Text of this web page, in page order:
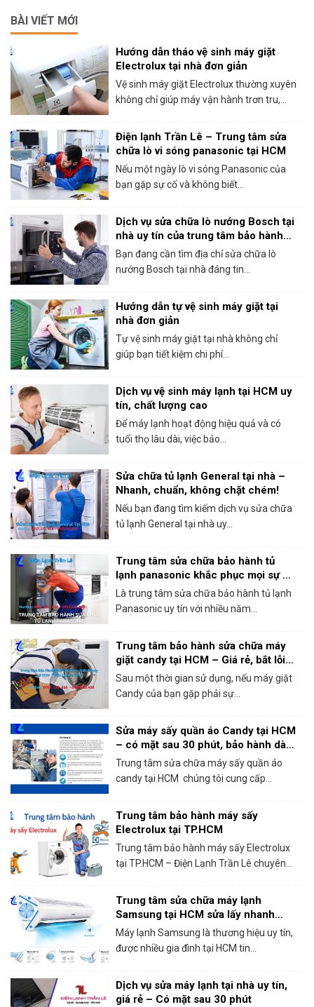
BÀI VIẾT MỚI
Hướng dẫn tháo vệ sinh máy giặt
Electrolux tại nhà đơn giản
Vệ sinh máy giặt Electrolux thường xuyên
không chỉ giúp máy vận hành trơn tru,...
Điện lạnh Trần Lê – Trung tâm sửa
chữa lò vi sóng panasonic tại HCM
Nếu một ngày lò vi sóng Panasonic của
bạn gặp sự cố và không biết...
Dịch vụ sửa chữa lò nướng Bosch tại
nhà uy tín của trung tâm bảo hành
Bosch tại HCM
Bạn đang cần tìm địa chỉ sửa chữa lò
nướng Bosch tại nhà đáng tin...
Hướng dẫn tự vệ sinh máy giặt tại
nhà đơn giản
Tự vệ sinh máy giặt tại nhà không chỉ
giúp bạn tiết kiệm chi phí...
Dịch vụ vệ sinh máy lạnh tại HCM uy
tín, chất lượng cao
Để máy lạnh hoạt động hiệu quả và có
tuổi thọ lâu dài, việc bảo...
Sửa chữa tủ lạnh General tại nhà –
Nhanh, chuẩn, không chặt chém!
Nếu bạn đang tìm kiếm dịch vụ sửa chữa
tủ lạnh General tại nhà uy...
Trung tâm sửa chữa bảo hành tủ
lạnh panasonic khắc phục mọi sự cố
trong 1 lần gọi
Là trung tâm sửa chữa bảo hành tủ lạnh
Panasonic uy tín với nhiều năm...
Trung tâm bảo hành sửa chữa máy
giặt candy tại HCM – Giá rẻ, bắt lỗi
chính xác 100%
Sau một thời gian sử dụng, nếu máy giặt
Candy của bạn gặp phải sự...
Sửa máy sấy quần áo Candy tại HCM
– có mặt sau 30 phút, bảo hành dài
hạn!
Trung tâm sửa chữa máy sấy quần áo
candy tại HCM chúng tôi cung cấp...
Trung tâm bảo hành máy sấy
Electrolux tại TP.HCM
Trung tâm bảo hành máy sấy Electrolux
tại TP.HCM – Điện Lạnh Trần Lê chuyên...
Trung tâm sửa chữa máy lạnh
Samsung tại HCM sửa lấy nhanh
trong ngày
Máy lạnh Samsung là thương hiệu uy tín,
được nhiều gia đình tại HCM tin...
Dịch vụ sửa máy lạnh tại nhà uy tín,
giá rẻ – Có mặt sau 30 phút